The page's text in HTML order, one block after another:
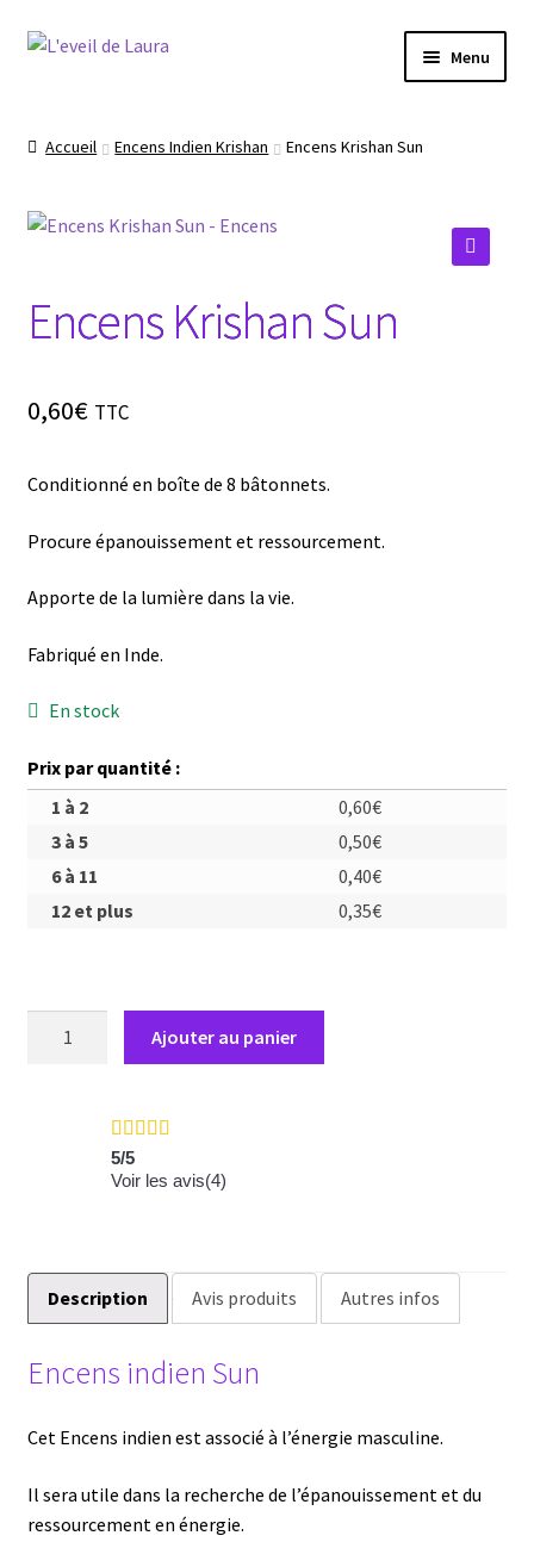
Aller
Aller
Menu
Les chakras
Le Reiki
Le Yoga
Accueil Encens Indien Krishan Encens Krishan Sun
Encens Krishan Sun
0,60€ TTC
Conditionné en boîte de 8 bâtonnets.
Procure épanouissement et ressourcement.
Apporte de la lumière dans la vie.
Fabriqué en Inde.
En stock
Prix par quantité :
1 à 2
0,60€
3 à 5
0,50€
6 à 11
0,40€
12 et plus
0,35€
Ajouter au panier
5/5
Voir les avis(4)
Description Avis produits Autres infos
Encens indien Sun
Cet Encens indien est associé à l’énergie masculine.
Il sera utile dans la recherche de l’épanouissement et du
ressourcement en énergie.